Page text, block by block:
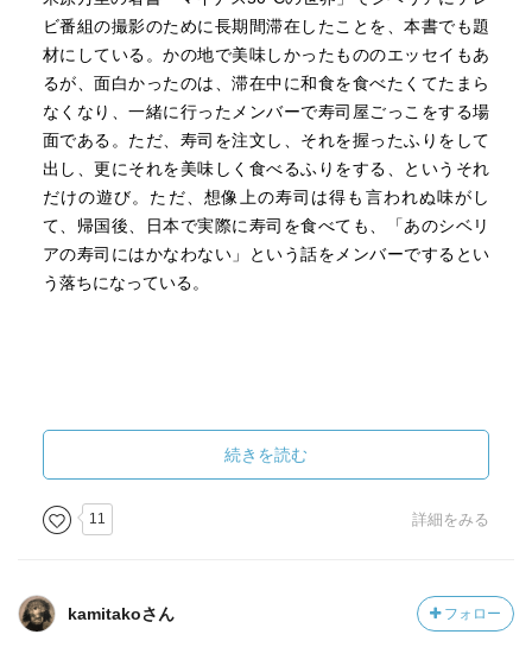
ビ番組の撮影のために長期間滞在したことを、本書でも題
材にしている。かの地で美味しかったもののエッセイもあ
るが、面白かったのは、滞在中に和食を食べたくてたまら
なくなり、一緒に行ったメンバーで寿司屋ごっこをする場
面である。ただ、寿司を注文し、それを握ったふりをして
出し、更にそれを美味しく食べるふりをする、というそれ
だけの遊び。ただ、想像上の寿司は得も言われぬ味がし
て、帰国後、日本で実際に寿司を食べても、「あのシベリ
アの寿司にはかなわない」という話をメンバーでするとい
う落ちになっている。
続きを読む
11 詳細をみる
kamitakoさん フォロー